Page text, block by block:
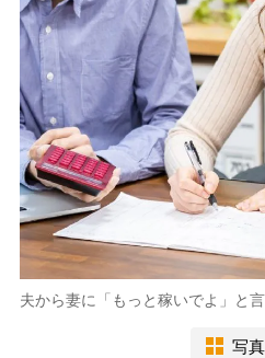
夫から妻に「もっと稼いでよ」と
写